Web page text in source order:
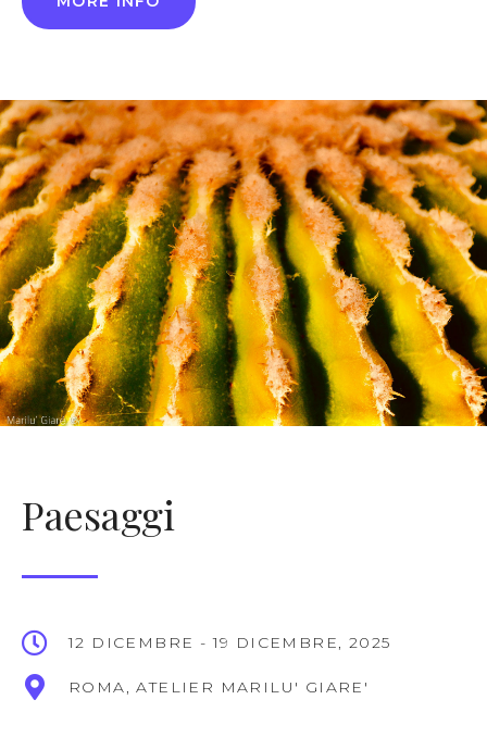
Paesaggi
12 DICEMBRE - 19 DICEMBRE, 2025
ROMA, ATELIER MARILU' GIARE'